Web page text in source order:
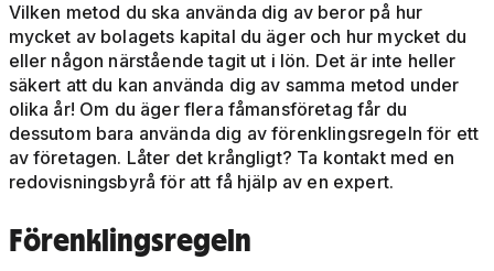
Vilken metod du ska använda dig av beror på hur
mycket av bolagets kapital du äger och hur mycket du
eller någon närstående tagit ut i lön. Det är inte heller
säkert att du kan använda dig av samma metod under
olika år! Om du äger flera fåmansföretag får du
dessutom bara använda dig av förenklingsregeln för ett
av företagen. Låter det krångligt? Ta kontakt med en
redovisningsbyrå för att få hjälp av en expert.
Förenklingsregeln